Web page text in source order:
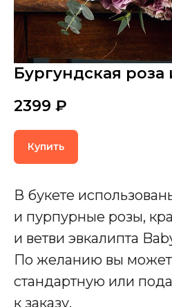
Бургундская роза
2399 ₽
Купить
В букете
и пурпурные розы,
и ветви эвкалипта
По желанию вы
стандартную или
к заказу.